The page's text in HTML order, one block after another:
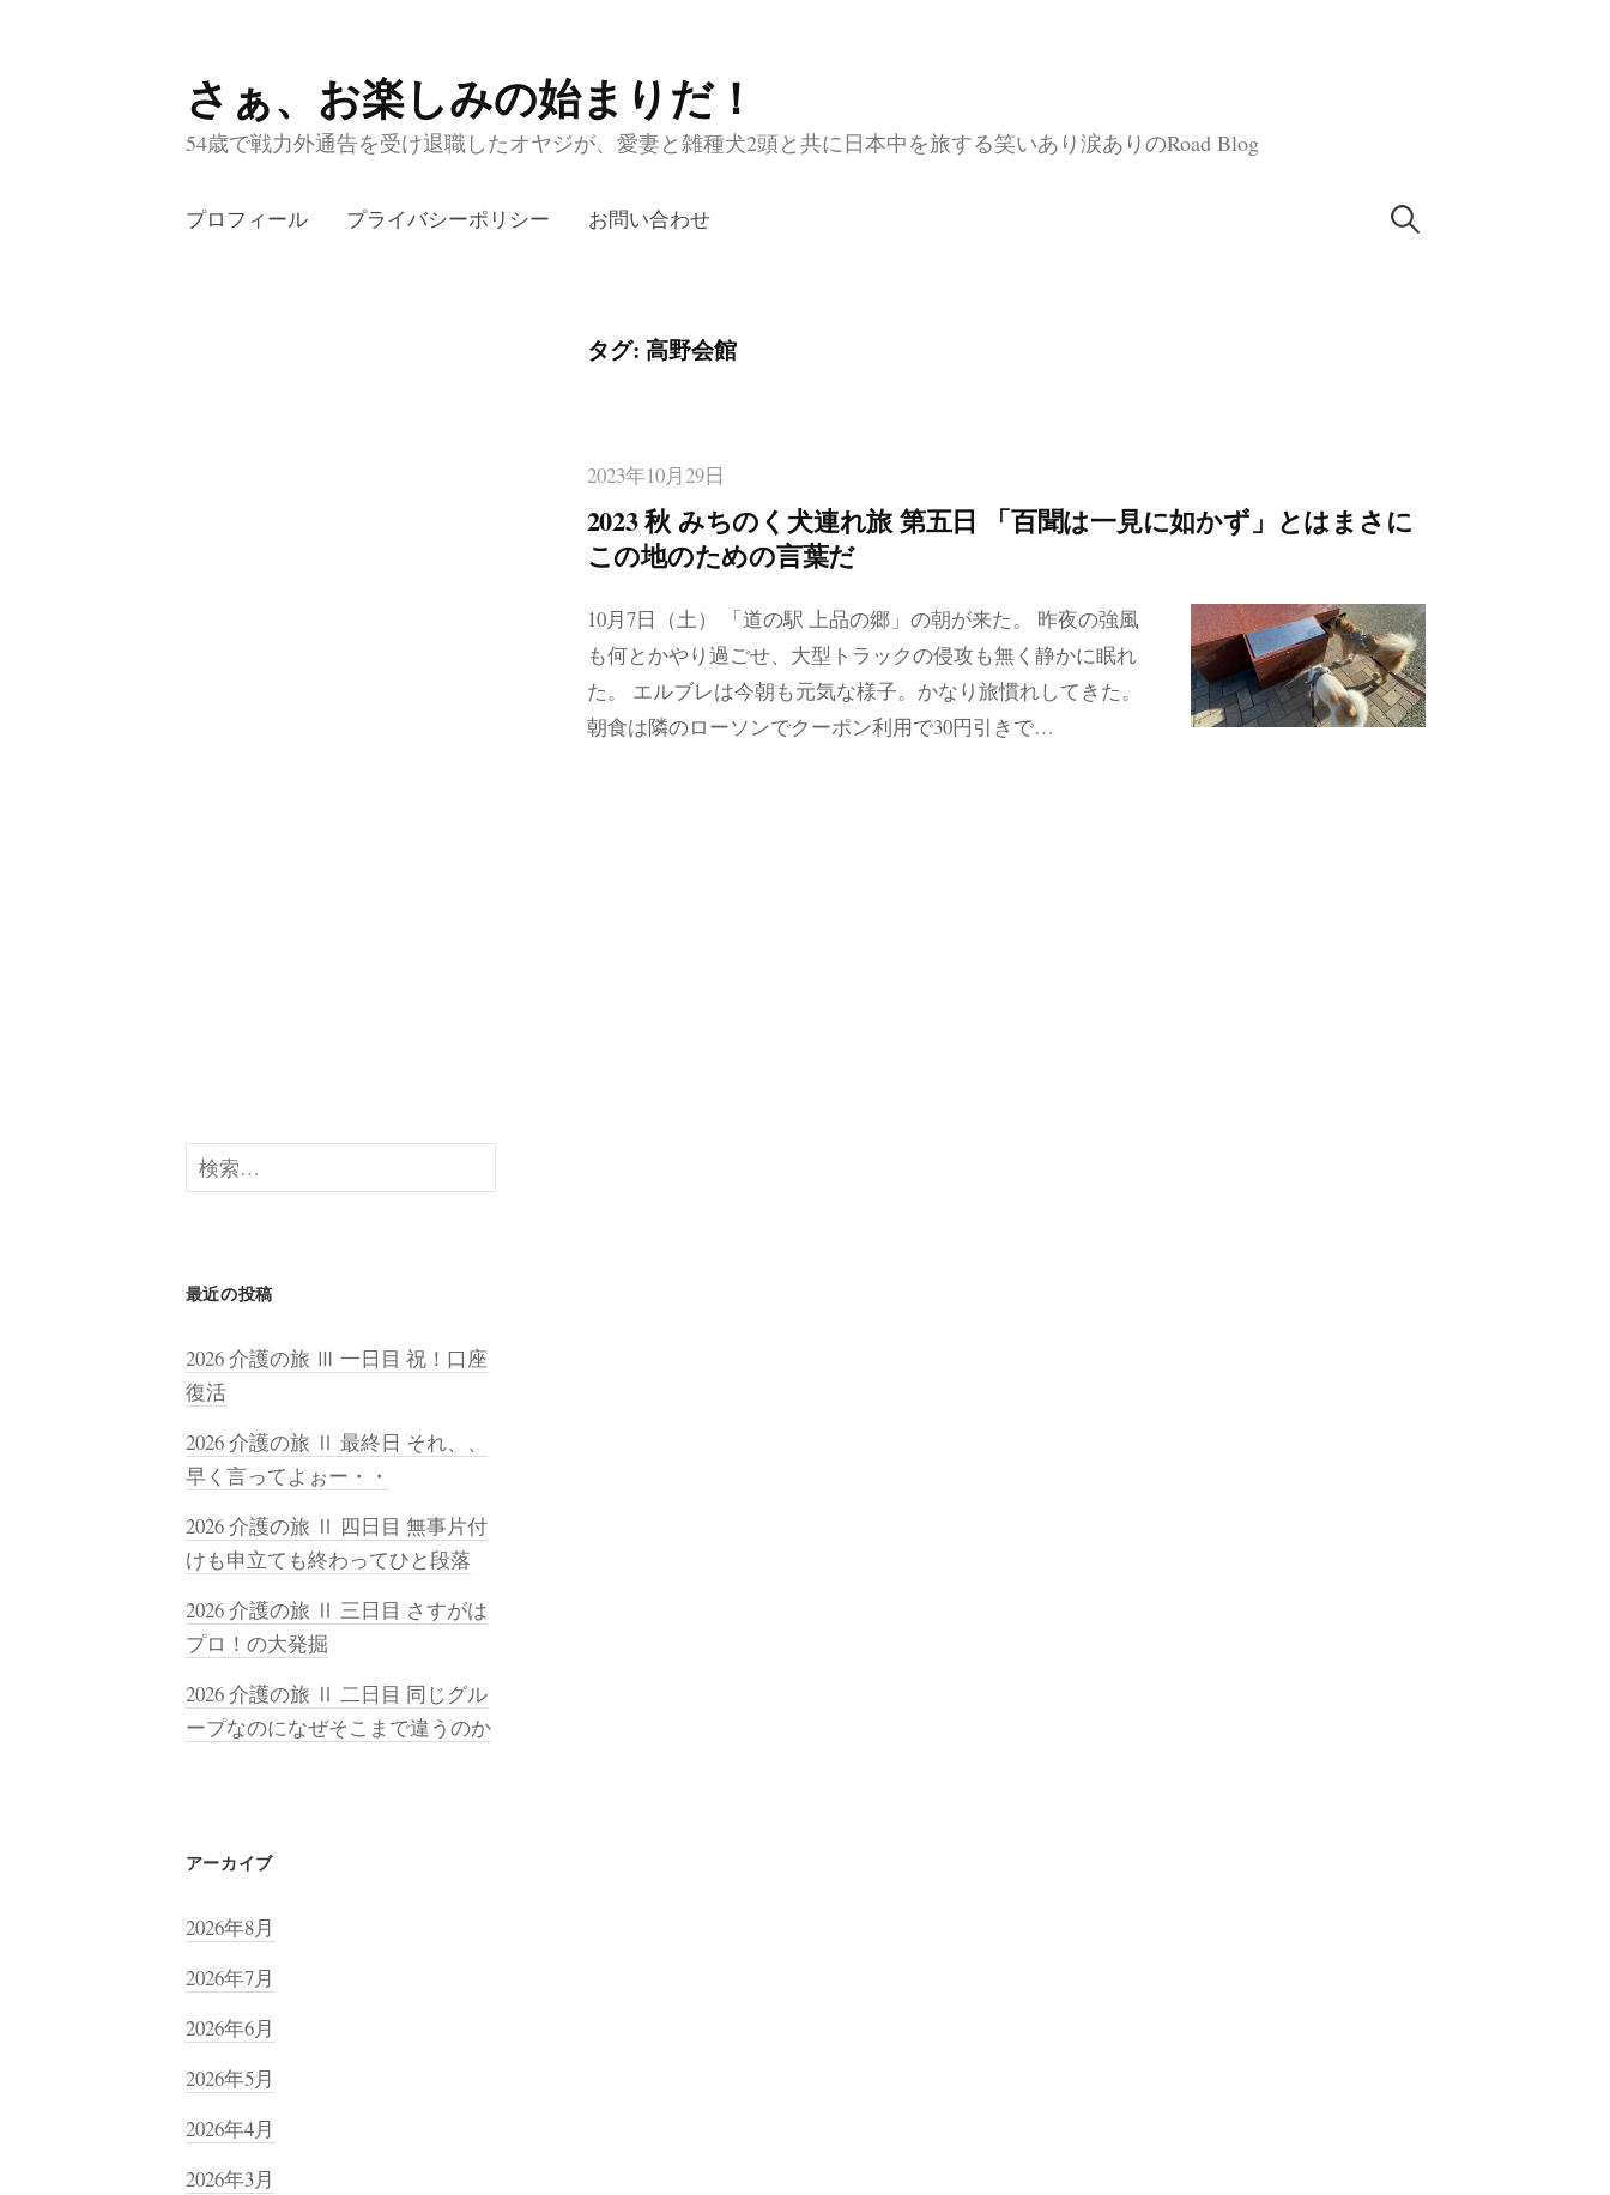
コ
ン
ン
さぁ、お楽しみの始まりだ！
54歳で戦力外通告を受け退職したオヤジが、愛妻と雑種犬2頭と共に日本中を旅する笑いあり涙ありのRoad Blog
プロフィール プライバシーポリシー お問い合わせ 検
タグ: 高野会館
2023年10月29日
2023 秋 みちのく犬連れ旅 第五日 「百聞は一見に如かず」とはまさに
この地のための言葉だ
10月7日（土） 「道の駅 上品の郷」の朝が来た。 昨夜の強風
も何とかやり過ごせ、大型トラックの侵攻も無く静かに眠れ
た。 エルブレは今朝も元気な様子。かなり旅慣れしてきた。
朝食は隣のローソンでクーポン利用で30円引きで…
検
索:
最近の投稿
2026 介護の旅 Ⅲ 一日目 祝！口座
復活
2026 介護の旅 Ⅱ 最終日 それ、、
早く言ってよぉー・・
2026 介護の旅 Ⅱ 四日目 無事片付
けも申立ても終わってひと段落
2026 介護の旅 Ⅱ 三日目 さすがは
プロ！の大発掘
2026 介護の旅 Ⅱ 二日目 同じグル
ープなのになぜそこまで違うのか
アーカイブ
2026年8月
2026年7月
2026年6月
2026年5月
2026年4月
2026年3月